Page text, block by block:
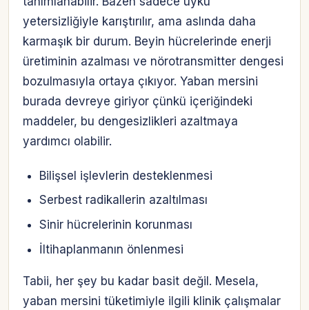
yetersizliğiyle karıştırılır, ama aslında daha
karmaşık bir durum. Beyin hücrelerinde enerji
üretiminin azalması ve nörotransmitter dengesi
bozulmasıyla ortaya çıkıyor. Yaban mersini
burada devreye giriyor çünkü içeriğindeki
maddeler, bu dengesizlikleri azaltmaya
yardımcı olabilir.
Bilişsel işlevlerin desteklenmesi
Serbest radikallerin azaltılması
Sinir hücrelerinin korunması
İltihaplanmanın önlenmesi
Tabii, her şey bu kadar basit değil. Mesela,
yaban mersini tüketimiyle ilgili klinik çalışmalar